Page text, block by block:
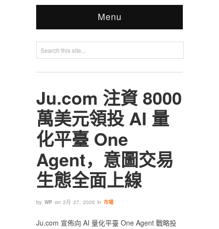
Menu
Ju.com 注資 8000
萬美元領投 AI 量
化平臺 One
Agent，意圖交易
生態全面上線
by WP on 2月 27, 2026 in 市場
Ju.com 宣佈向 AI 量化平臺 One Agent 戰略投